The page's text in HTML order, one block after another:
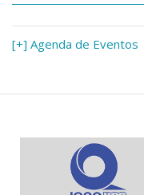
[+] Agenda de Eventos